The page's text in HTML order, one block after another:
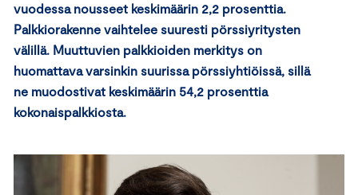
vuodessa nousseet keskimäärin 2,2 prosenttia.
Palkkiorakenne vaihtelee suuresti pörssiyritysten
välillä. Muuttuvien palkkioiden merkitys on
huomattava varsinkin suurissa pörssiyhtiöissä, sillä
ne muodostivat keskimäärin 54,2 prosenttia
kokonaispalkkiosta.